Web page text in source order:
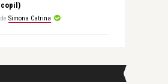
copil)
de Simona Catrina